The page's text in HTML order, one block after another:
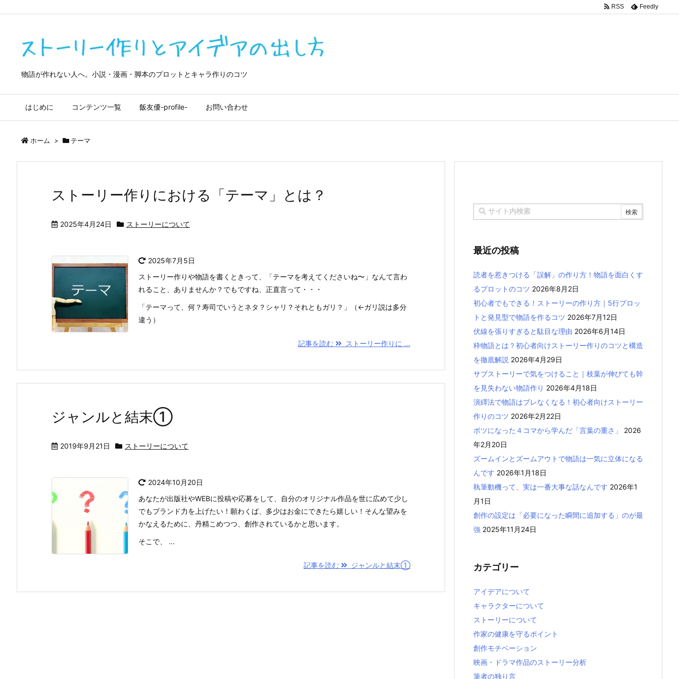
物語が作れない人へ。小説・漫画・脚本のプロットとキャラ作りのコツ
はじめに コンテンツ一覧 飯友優-profile- お問い合わせ
RSS Feedly
ホーム > テーマ
ストーリー作りにおける「テーマ」とは？
2025年4月24日 ストーリーについて
2025年7月5日
ストーリー作りや物語を書くときって、「テーマを考えてくださいね〜」なんて言わ
れること、ありませんか？でもですね、正直言って・・・
「テーマって、何？寿司でいうとネタ？シャリ？それともガリ？」（←ガリ説は多分
違う）
記事を読む ストーリー作りに ...
ジャンルと結末①
2019年9月21日 ストーリーについて
2024年10月20日
あなたが出版社やWEBに投稿や応募をして、自分のオリジナル作品を世に広めて少し
でもブランド力を上げたい！願わくば、多少はお金にできたら嬉しい！そんな望みを
かなえるために、丹精こめつつ、創作されているかと思います。
そこで、 ...
記事を読む ジャンルと結末①
最近の投稿
読者を惹きつける「誤解」の作り方！物語を面白くす
るプロットのコツ 2026年8月2日
初心者でもできる！ストーリーの作り方｜5行プロッ
トと発見型で物語を作るコツ 2026年7月12日
伏線を張りすぎると駄目な理由 2026年6月14日
枠物語とは？初心者向けストーリー作りのコツと構造
を徹底解説 2026年4月29日
サブストーリーで気をつけること｜枝葉が伸びても幹
を見失わない物語作り 2026年4月18日
演繹法で物語はブレなくなる！初心者向けストーリー
作りのコツ 2026年2月22日
ボツになった４コマから学んだ「言葉の重さ」
2026
年2月20日
ズームインとズームアウトで物語は一気に立体になる
んです 2026年1月18日
執筆動機って、実は一番大事な話なんです 2026年1
月1日
創作の設定は「必要になった瞬間に追加する」のが最
強 2025年11月24日
カテゴリー
アイデアについて
キャラクターについて
ストーリーについて
作家の健康を守るポイント
創作モチベーション
映画・ドラマ作品のストーリー分析
筆者の独り言